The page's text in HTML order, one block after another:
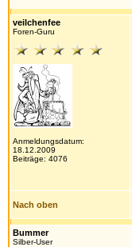
veilchenfee
Foren-Guru
Anmeldungsdatum:
18.12.2009
Beiträge: 4076
Nach oben
Bummer
Silber-User